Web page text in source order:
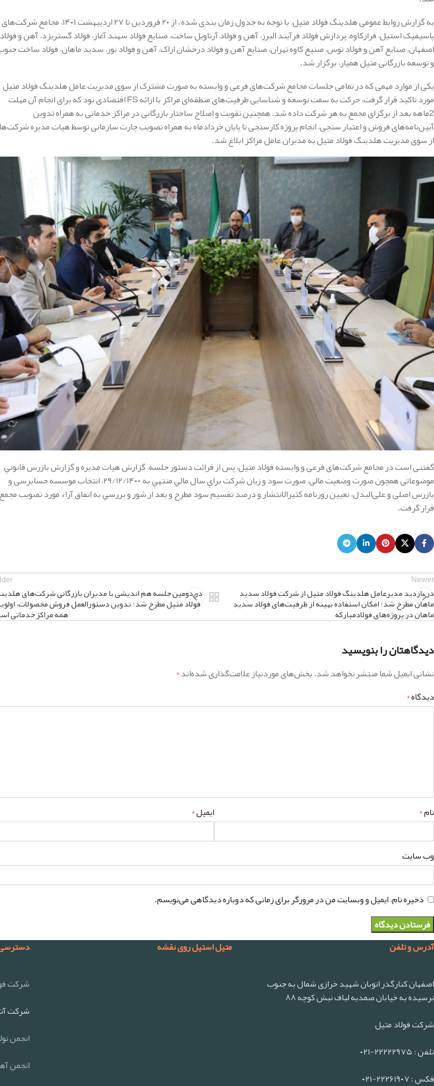
به گزارش روابط عمومی هلدینگ فولاد متیل، با توجه به جدول زمان بندی شده ، از ۲۰ فروردین تا ۲۷ اردیبهشت ۱۴۰۱، مجامع شرکت‌های
پاسیفیک استیل، فرازکاوه، پردازش فولاد فرآیند البرز، آهن و فولاد آرتاویل ساخت، صنایع فولاد سهند آغاز، فولاد گستریزد، آهن و فولاد
اصفهان، صنایع آهن و فولاد توس، صنیع کاوه تهران، صنایع آهن و فولاد درخشان اراک، آهن و فولاد نور، سدید ماهان، فولاد ساخت
و توسعه بازرگانی متیل همیار، برگزار شد.
یکی از موارد مهمی که در تمامی جلسات مجامع شرکت‌های فرعی و وابسته به صورت مشترک از سوی مدیریت عامل هلدینگ فولاد متیل
مورد تاکید قرار گرفت، حرکت به سمت توسعه و شناسایی ظرفیت‌های منطقه‌ای مراکز با ارائه FS اقتصادی بود که برای انجام آن مهلت
2ماهه بعد از برگزای مجمع به هر شرکت داده شد. همچنین تقویت و اصلاح ساختار بازرگانی در مراکز خدماتی به همراه تدوین
آیین‌نامه‌های فروش و اعتبار سنجی، انجام پروژه کارسنجی تا پایان خردادماه به همراه تصویب چارت سازمانی توسط هیات مدیره شرکت‌ها
از سوی مدیریت هلدینگ فولاد متیل به مدیران عامل مراکز ابلاغ شد.
گفتنی است در مجامع شرکت‌های فرعی و وابسته فولاد متیل، پس از قرائت دستور جلسه، گزارش هيات مديره و گزارش بازرس قانوني
موضوعاتی همچون صورت وضعیت مالی، صورت سود و زيان شركت براي سال مالي منتهي به ۲۹/۱۲/۱۴۰۰، انتخاب موسسه حسابرسی و
بازرس اصلی و علی‌البدل، تعیین روزنامه كثيرالانتشار و درصد تقسیم سود مطرح و بعد از شور و بررسي به اتفاق آراء مورد تصويب مجمع
قرار گرفت.
Newer
در بازدید مدیرعامل هلدینگ فولاد متیل از شرکت فولاد سدید
ماهان مطرح شد؛ امکان استفاده بهینه از ظرفیت‌های فولاد سدید
ماهان در پروژه‌های فولادمبارکه
در دومین جلسه هم اندیشی با مدیران بازرگانی شرکت‌های
فولاد متیل مطرح شد؛ تدوین دستورالعمل فروش محصولات،
همه مراکز خدماتی
دیدگاهتان را بنویسید
نشانی ایمیل شما منتشر نخواهد شد.بخش‌های موردنیاز علامت‌گذاری شده‌اند*
دیدگاه*
نام* ایمیل*
وب‌ سایت
ذخیره نام، ایمیل و وبسایت من در مرورگر برای زمانی که دوباره دیدگاهی می‌نویسم.
آدرس و تلفن
اصفهان کنارگذر اتوبان شهید خرازی شمال به جنوب
نرسیده به خیابان صمدیه لباف نبش کوچه ۸۸
شرکت فولاد متیل
تلفن : ۲۲۲۲۲۹۷۵-۰۲۱
فکس : ۲۲۲۶۱۹۰۷-۰۲۱
متیل استیل روی نقشه
شرکت
شرکت
انجمن
انجمن